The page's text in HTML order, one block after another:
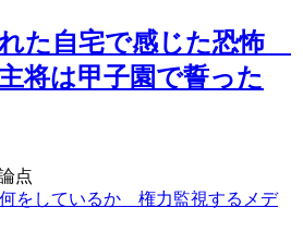
た自宅で感じた恐怖
将は甲子園で誓った
点
をしているか 権力監視するメデ